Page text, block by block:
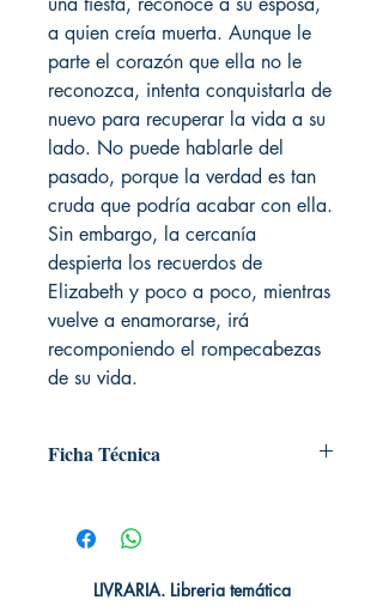
a quien creía muerta. Aunque le
parte el corazón que ella no le
reconozca, intenta conquistarla de
nuevo para recuperar la vida a su
lado. No puede hablarle del
pasado, porque la verdad es tan
cruda que podría acabar con ella.
Sin embargo, la cercanía
despierta los recuerdos de
Elizabeth y poco a poco, mientras
vuelve a enamorarse, irá
recomponiendo el rompecabezas
de su vida.
Ficha Técnica
Editorial: Titania
Idioma: Castellano
ISBN: 9788416327003
LIVRARIA. Libreria temática